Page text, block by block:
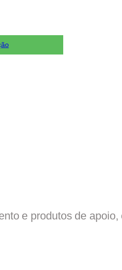
e produtos de apoio,